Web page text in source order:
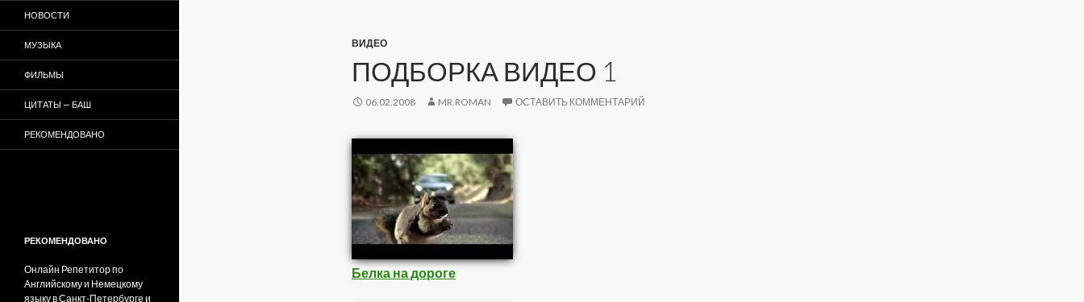
ВИДЕО
ПОДБОРКА ВИДЕО 1
06.02.2008 MR.ROMAN ОСТАВИТЬ КОММЕНТАРИЙ
Белка на дороге
НОВОСТИ
МУЗЫКА
ФИЛЬМЫ
ЦИТАТЫ — БАШ
РЕКОМЕНДОВАНО
РЕКОМЕНДОВАНО
Онлайн Репетитор по
Английскому и Немецкому
языку в Санкт-Петербурге и